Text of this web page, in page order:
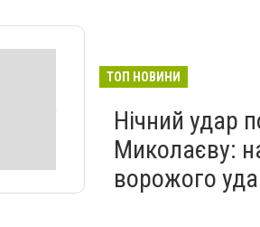
ТОП НОВИНИ
Нічний удар
Миколаєву:
ворожого